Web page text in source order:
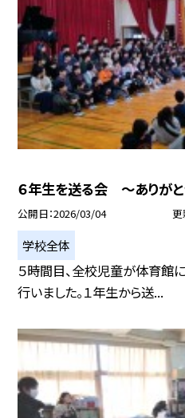
６年生を送る会 ～ありがと
公開日 2026/03/04 更
学校全体
５時間目、全校児童が体育館に
行いました。１年生から送...